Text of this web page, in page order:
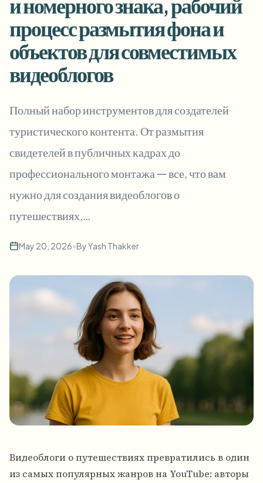
Замена лица - Видео
Видеоаналитика
Обработайте много роликов за один раз
Пакетное размытие лиц
Высокопроизводительные конвейеры
Размыть что угодно
Корпоративные зоны, политики и проверка
API и SDK
Форма обратной связи
Видеоаналитика
Пакетное удаление фона
процесс размытия фона и
объектов для совместимых
видеоблогов
Полный набор инструментов для создателей
туристического контента. От размытия
свидетелей в публичных кадрах до
профессионального монтажа — все, что вам
нужно для создания видеоблогов о
путешествиях,…
May 20, 2026•ByYash Thakker
Видеоблоги о путешествиях превратились в один
из самых популярных жанров на YouTube: авторы